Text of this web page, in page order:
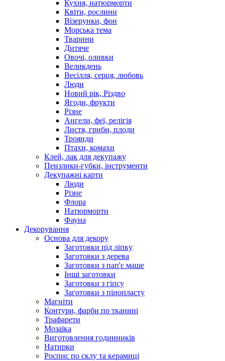
Кухня, натюрморти
Квіти, рослини
Візерунки, фон
Морська тема
Тварини
Дитяче
Овочі, оливки
Великдень
Весілля, серця, любовь
Люди
Новий рік, Різдво
Ягоди, фрукти
Різне
Ангели, феї, релігія
Листя, гриби, плоди
Троянди
Птахи, комахи
Клей, лак для декупажу
Пензлики-губки, інструменти
Декупажні карти
Люди
Різне
Флора
Натюрморти
Фауна
Декорування
Основа для декору
Заготовки під ліпку
Заготовки з дерева
Заготовки з пап'є маше
Інші заготовки
Заготовки з гіпсу
Заготовки з пінопласту
Магніти
Контури, фарби по тканині
Трафарети
Мозаїка
Виготовлення годинників
Натирки
Роспис по склу та керамиці